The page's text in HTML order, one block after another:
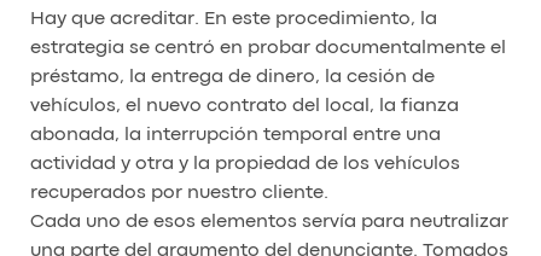
Hay que acreditar. En este procedimiento, la
estrategia se centró en probar documentalmente el
préstamo, la entrega de dinero, la cesión de
vehículos, el nuevo contrato del local, la fianza
abonada, la interrupción temporal entre una
actividad y otra y la propiedad de los vehículos
recuperados por nuestro cliente.
Cada uno de esos elementos servía para neutralizar
una parte del argumento del denunciante. Tomados